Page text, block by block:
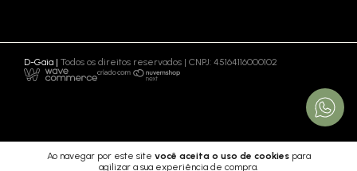
Ao navegar por este site você aceita o uso de cookiespara
agilizar a sua experiência de compra.
D-Gaia | Todos os direitos reservados | CNPJ: 45164116000102